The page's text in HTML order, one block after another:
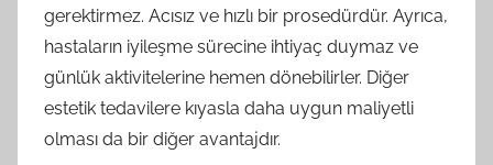
gerektirmez. Acısız ve hızlı bir prosedürdür. Ayrıca,
hastaların iyileşme sürecine ihtiyaç duymaz ve
günlük aktivitelerine hemen dönebilirler. Diğer
estetik tedavilere kıyasla daha uygun maliyetli
olması da bir diğer avantajdır.